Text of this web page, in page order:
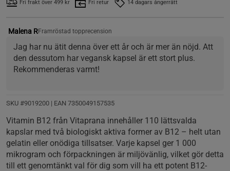
Fri frakt över 499 kr Fri retur 14 dagars ångerrätt
Malena RFramröstad topprecension
Jag har nu ätit denna över ett år och är mer än nöjd. Att
den dessutom har vegansk kapsel är ett stort plus.
Rekommenderas varmt!
SKU #9019200 | EAN 7350049157535
Vitamin B12 från Vitaprana innehåller 110 lättsvalda
kapslar med två biologiskt aktiva former av B12 – helt utan
gelatin eller onödiga tillsatser. Varje kapsel ger 1 000
mikrogram och förpackningen är miljövänlig, vilket gör detta
till ett genomtänkt val för dig som vill ha ett potent B12-